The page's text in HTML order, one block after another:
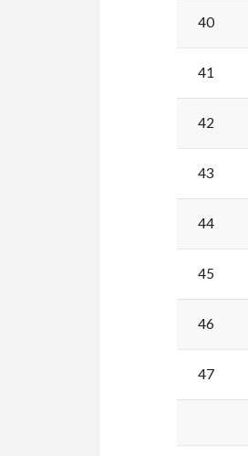
40
41
42
43
44
45
46
47